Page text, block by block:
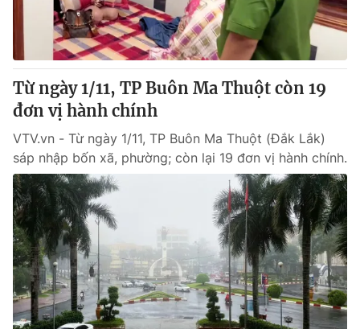
® Cấm sao chép dưới mọi hình thức nếu không có sự chấp
thuận bằng văn bản. Ghi rõ nguồn VTV.vn khi phát hành lại
thông tin từ website này.
Từ ngày 1/11, TP Buôn Ma Thuột còn 19
đơn vị hành chính
VTV.vn - Từ ngày 1/11, TP Buôn Ma Thuột (Đắk Lắk)
sáp nhập bốn xã, phường; còn lại 19 đơn vị hành chính.